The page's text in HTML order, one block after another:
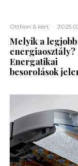
Otthon & kert ·
Melyik a legjobb
energiaosztály?
Energatikai
besorolások